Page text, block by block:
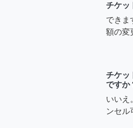
チケッ
できま
額の変
チケッ
ですか
いいえ
ンセル